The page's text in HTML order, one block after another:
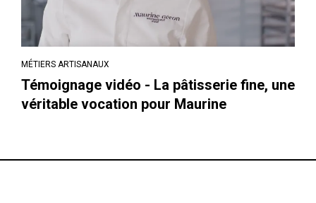
MÉTIERS ARTISANAUX
Témoignage vidéo - La pâtisserie fine, une
véritable vocation pour Maurine